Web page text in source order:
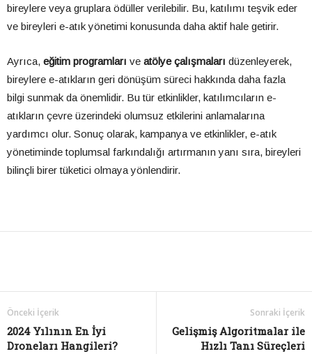
bireylere veya gruplara ödüller verilebilir. Bu, katılımı teşvik eder
ve bireyleri e-atık yönetimi konusunda daha aktif hale getirir.
Ayrıca, eğitim programları ve atölye çalışmaları düzenleyerek,
bireylere e-atıkların geri dönüşüm süreci hakkında daha fazla
bilgi sunmak da önemlidir. Bu tür etkinlikler, katılımcıların e-
atıkların çevre üzerindeki olumsuz etkilerini anlamalarına
yardımcı olur. Sonuç olarak, kampanya ve etkinlikler, e-atık
yönetiminde toplumsal farkındalığı artırmanın yanı sıra, bireyleri
bilinçli birer tüketici olmaya yönlendirir.
Önceki İçerik
2024 Yılının En İyi
Droneları Hangileri?
Sonraki İçerik
Gelişmiş Algoritmalar ile
Hızlı Tanı Süreçleri